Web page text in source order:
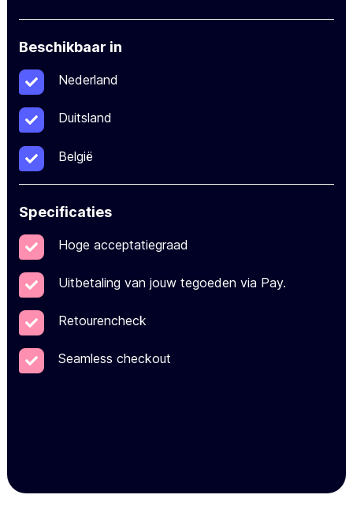
Beschikbaar in
Nederland
Duitsland
België
Specificaties
Hoge acceptatiegraad
Uitbetaling van jouw tegoeden via Pay.
Retourencheck
Seamless checkout